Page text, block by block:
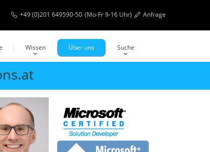
+49 (0)201 649590-50 (Mo-Fr 9-16 Uhr) Anfrage
Wissen Über uns Suche